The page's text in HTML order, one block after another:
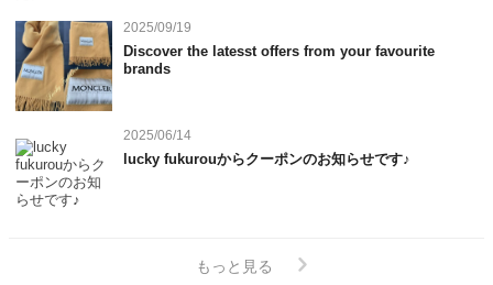
2025/09/19
Discover the latesst offers from your favourite
brands
2025/06/14
lucky fukurouからクーポンのお知らせです♪
もっと見る